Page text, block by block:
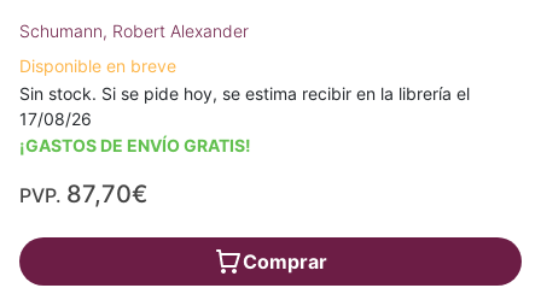
Schumann, Robert Alexander
Disponible en breve
Sin stock. Si se pide hoy, se estima recibir en la librería el
17/08/26
¡GASTOS DE ENVÍO GRATIS!
PVP. 87,70€
Comprar